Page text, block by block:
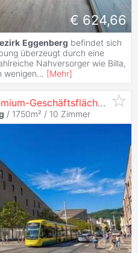
€ 624,66
Eggenberg befindet sich
überzeugt durch eine
Nahversorger wie Billa,
wenigen... [Mehr]
INVESTMENT-EXPOSÉ Premium-Geschäftsflächen in Bestlage
/ 1750m² / 10 Zimmer